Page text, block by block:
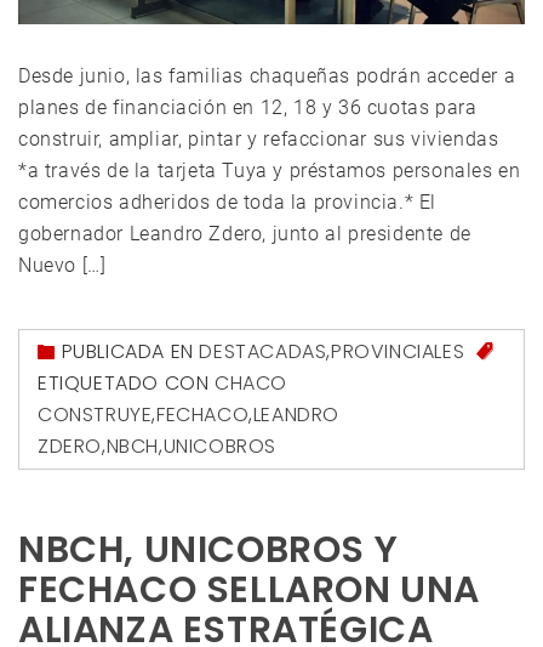
Desde junio, las familias chaqueñas podrán acceder a
planes de financiación en 12, 18 y 36 cuotas para
construir, ampliar, pintar y refaccionar sus viviendas
*a través de la tarjeta Tuya y préstamos personales en
comercios adheridos de toda la provincia.* El
gobernador Leandro Zdero, junto al presidente de
Nuevo […]
PUBLICADA ENDESTACADAS,PROVINCIALES
ETIQUETADO CON CHACO
CONSTRUYE,FECHACO,LEANDRO
ZDERO,NBCH,UNICOBROS
NBCH, UNICOBROS Y
FECHACO SELLARON UNA
ALIANZA ESTRATÉGICA